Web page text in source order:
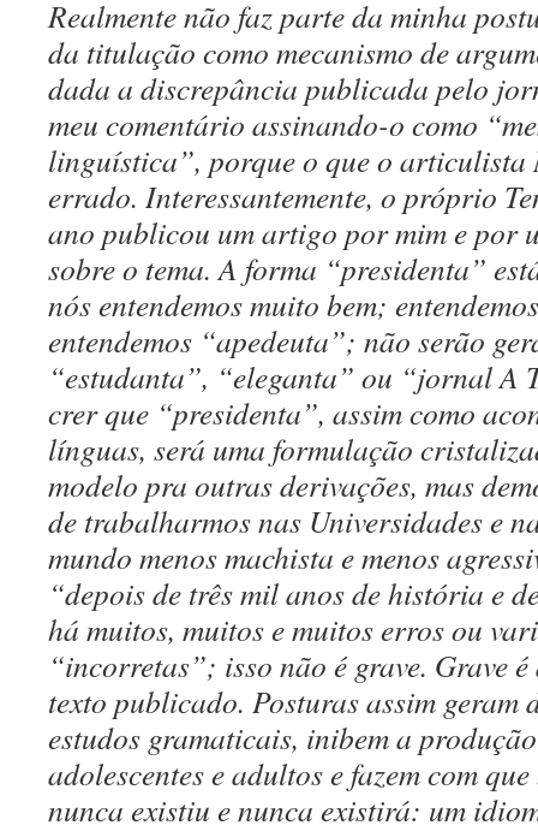
Realmente não faz parte da minha
da titulação como mecanismo de
dada a discrepância publicada pelo
meu comentário assinando-o como
linguística”, porque o que o
errado. Interessantemente, o próprio
ano publicou um artigo por mim e por
sobre o tema. A forma “presidenta”
nós entendemos muito bem;
entendemos “apedeuta”; não serão
“estudanta”, “eleganta” ou “jornal A
crer que “presidenta”, assim como
línguas, será uma formulação
modelo pra outras derivações, mas
de trabalharmos nas Universidades e
mundo menos machista e menos
“depois de três mil anos de história e
há muitos, muitos e muitos erros ou
“incorretas”; isso não é grave. Grave
texto publicado. Posturas assim geram
estudos gramaticais, inibem a
adolescentes e adultos e fazem com
nunca existiu e nunca existirá: um